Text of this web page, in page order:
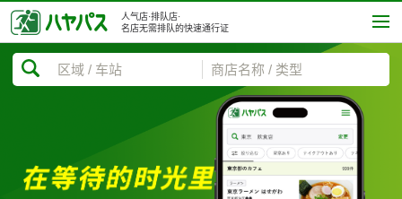
人气店·排队店·
名店无需排队的快速通行证